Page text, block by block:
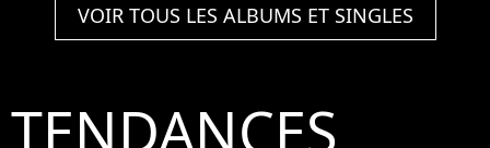
VOIR TOUS LES ALBUMS ET SINGLES
TENDANCES